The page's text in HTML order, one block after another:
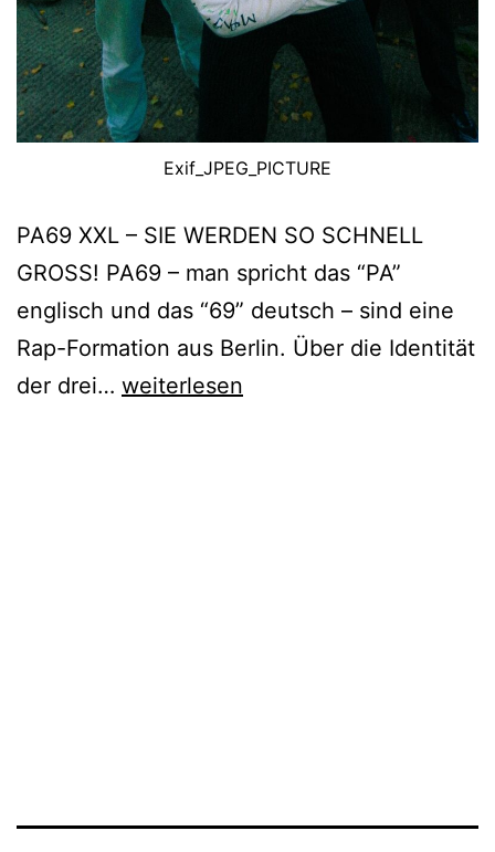
Exif_JPEG_PICTURE
PA69 XXL – SIE WERDEN SO SCHNELL
GROSS! PA69 – man spricht das “PA”
englisch und das “69” deutsch – sind eine
Rap-Formation aus Berlin. Über die Identität
der drei… PA69
weiterlesen